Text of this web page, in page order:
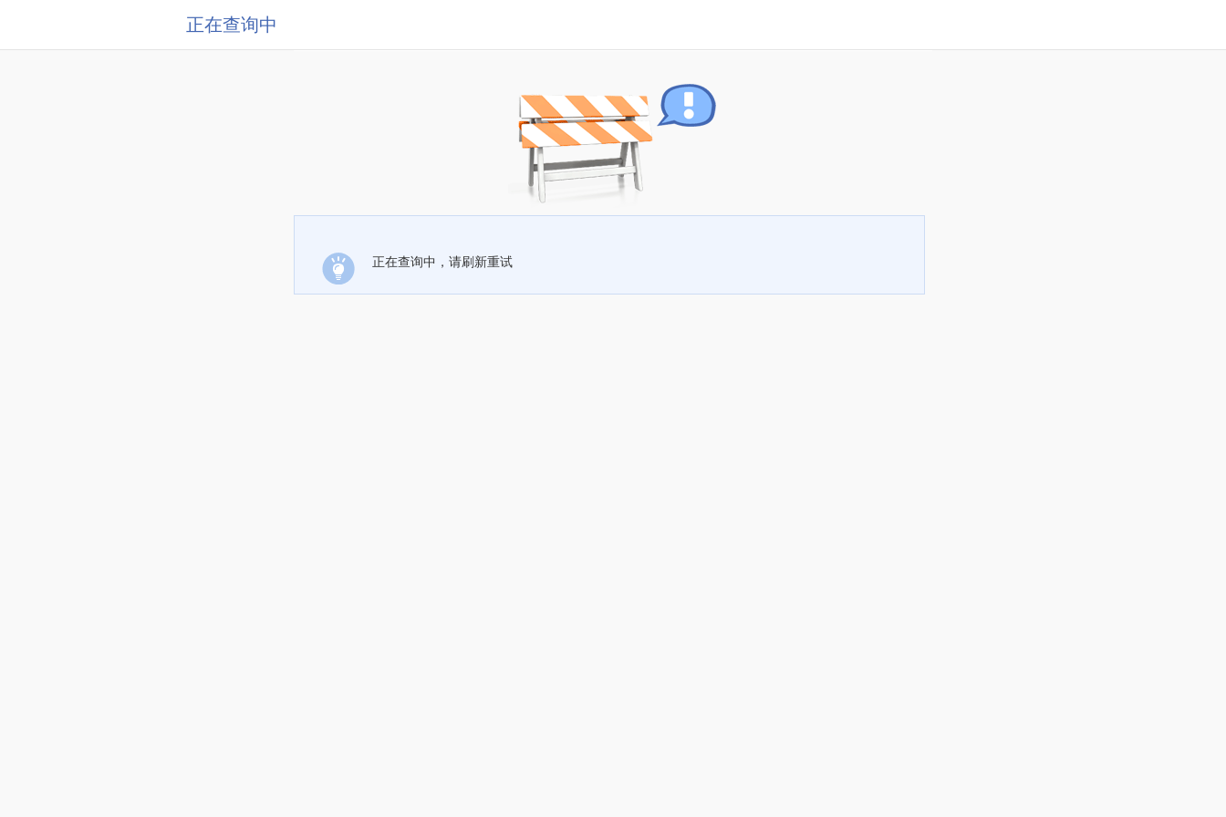
正在查询中
正在查询中，请刷新重试